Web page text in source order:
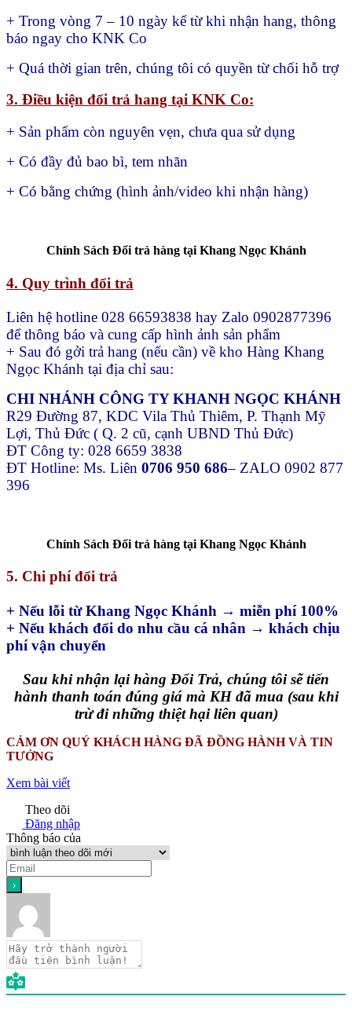
+ Trong vòng 7 – 10 ngày kể từ khi nhận hang, thông
báo ngay cho KNK Co
+ Quá thời gian trên, chúng tôi có quyền từ chối hỗ trợ
3. Điều kiện đổi trả hang tại KNK Co:
+ Sản phẩm còn nguyên vẹn, chưa qua sử dụng
+ Có đầy đủ bao bì, tem nhãn
+ Có bằng chứng (hình ảnh/video khi nhận hàng)
Chính Sách Đổi trả hàng tại Khang Ngọc Khánh
4. Quy trình đổi trả
Liên hệ hotline 028 66593838 hay Zalo 0902877396
để thông báo và cung cấp hình ảnh sản phẩm
+ Sau đó gởi trả hang (nếu cần) về kho Hàng Khang
Ngọc Khánh tại địa chỉ sau:
CHI NHÁNH CÔNG TY KHANH NGỌC KHÁNH
R29 Đường 87, KDC Vila Thủ Thiêm, P. Thạnh Mỹ
Lợi, Thủ Đức ( Q. 2 cũ, cạnh UBND Thủ Đức)
ĐT Công ty: 028 6659 3838
ĐT Hotline: Ms. Liên 0706 950 686– ZALO 0902 877
396
Chính Sách Đổi trả hàng tại Khang Ngọc Khánh
5. Chi phí đổi trả
+ Nếu lỗi từ Khang Ngọc Khánh → miễn phí 100%
+ Nếu khách đổi do nhu cầu cá nhân → khách chịu
phí vận chuyển
Sau khi nhận lại hàng Đổi Trả, chúng tôi sẽ tiến
hành thanh toán đúng giá mà KH đã mua (sau khi
trừ đi những thiệt hại liên quan)
CẢM ƠN QUÝ KHÁCH HÀNG ĐÃ ĐỒNG HÀNH VÀ TIN
TƯỞNG
Xem bài viết
Theo dõi
Đăng nhập
Thông báo của